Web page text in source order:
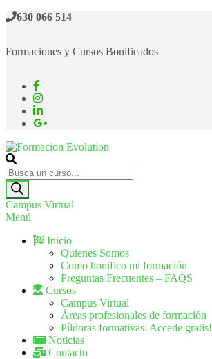
630 066 514
Formaciones y Cursos Bonificados
Formacion Evolution
Cursos de formación continua
Campus Virtual
Menú
Inicio
Quienes Somos
Como bonifico mi formación
Preguntas Frecuentes – FAQS
Cursos
Campus Virtual
Áreas profesionales de formación
Píldoras formativas: Accede gratis!
Noticias
Contacto